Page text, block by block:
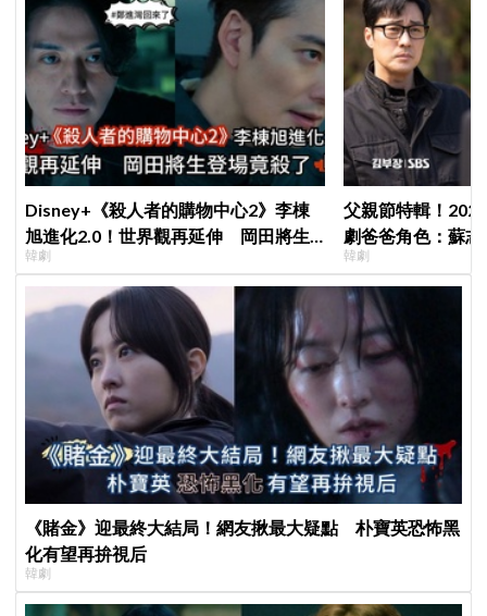
Disney+《殺人者的購物中心2》李棟
旭進化2.0！世界觀再延伸 岡田將生
登場竟殺了「他」
韓劇
父親節特輯！
劇爸爸角色：蘇
命都可以不要
韓劇
《賭金》迎最終大結局！網友揪最大疑點 朴寶英恐怖黑
化有望再拚視后
韓劇